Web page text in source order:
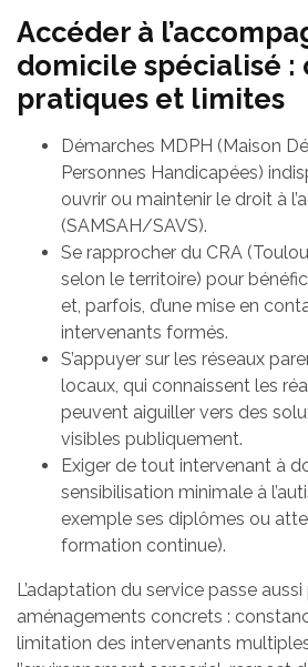
Accéder à
domicile spécialisé :
pratiques et limites
Démarches MDPH (Maison
Personnes Handicapées)
ouvrir ou maintenir le droit à
(SAMSAH/SAVS).
Se rapprocher du CRA
selon le territoire) pour
et, parfois, d’une mise en
intervenants formés.
S’appuyer sur les réseaux
locaux, qui connaissent les
peuvent aiguiller vers des
visibles publiquement.
Exiger de tout intervenant à
sensibilisation minimale à
exemple ses diplômes ou
formation continue).
L’adaptation du service passe
aménagements concrets :
limitation des intervenants